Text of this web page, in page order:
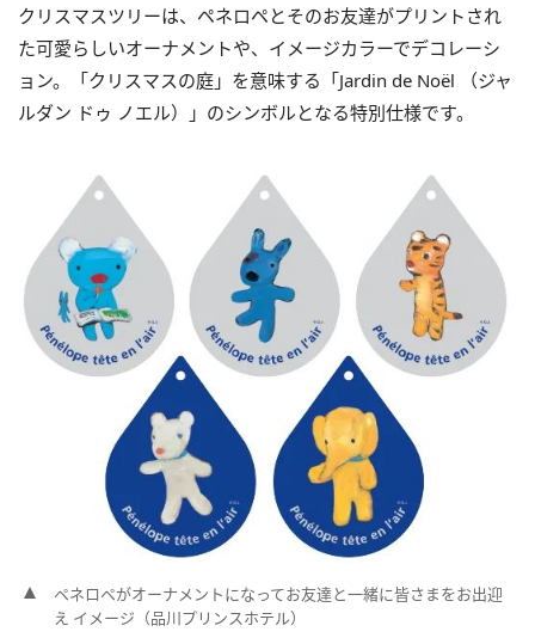
クリスマスツリーは、ペネロペとそのお友達がプリントされ
た可愛らしいオーナメントや、イメージカラーでデコレーシ
ョン。「クリスマスの庭」を意味する「Jardin de Noël （ジャ
ルダン ドゥ ノエル）」のシンボルとなる特別仕様です。
ペネロペがオーナメントになってお友達と一緒に皆さまをお出迎
え イメージ（品川プリンスホテル）